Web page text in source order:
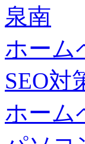
泉南
ホーム
SEO対
ホーム